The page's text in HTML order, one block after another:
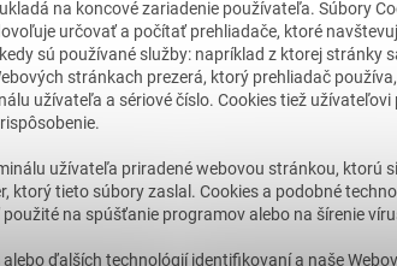
na koncové zariadenie používateľa. Súbory
určovať a počítať prehliadače, ktoré
sú používané služby: napríklad z ktorej stránky
stránkach prezerá, ktorý prehliadač
užívateľa a sériové číslo. Cookies tiež
užívateľa priradené webovou stránkou, ktorú
ktorý tieto súbory zaslal. Cookies a podobné
na spúšťanie programov alebo na šírenie
ďalších technológií identifikovaní a naše